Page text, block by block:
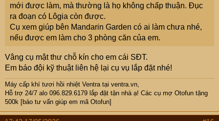
mới được làm, mà thường là họ không chấp thuận. Đục
ra đoạn có Lôgia còn được.
Cụ xem giúp bên Mandarin Garden có ai làm chưa nhé,
nếu được em làm cho 3 phòng căn của em.
Vâng cụ mật thư chỗ kín cho em cái SĐT.
Em báo đội kỹ thuật liên hệ lại cụ vụ lắp đặt nhé!
Máy cấp khí tươi hồi nhiệt Ventra tại ventra.vn,
Hỗ trợ 24/7 alo 096.829.6179 lắp đặt tận nhà ạ! Các cụ mợ Otofun tặng
500k [báo tư vấn giúp em mã Otofun]